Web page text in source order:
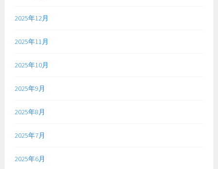
2025年12月
2025年11月
2025年10月
2025年9月
2025年8月
2025年7月
2025年6月